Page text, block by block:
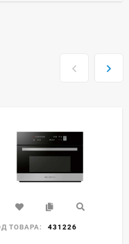
ТОВАРА: 431226